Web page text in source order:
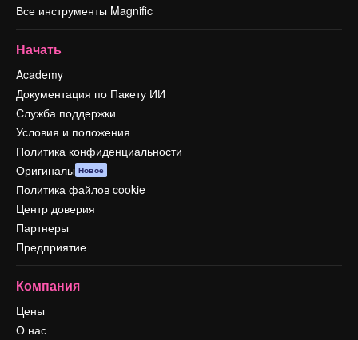
Все инструменты Magnific
Начать
Academy
Документация по Пакету ИИ
Служба поддержки
Условия и положения
Политика конфиденциальности
Оригиналы Новое
Политика файлов cookie
Центр доверия
Партнеры
Предприятие
Компания
Цены
О нас